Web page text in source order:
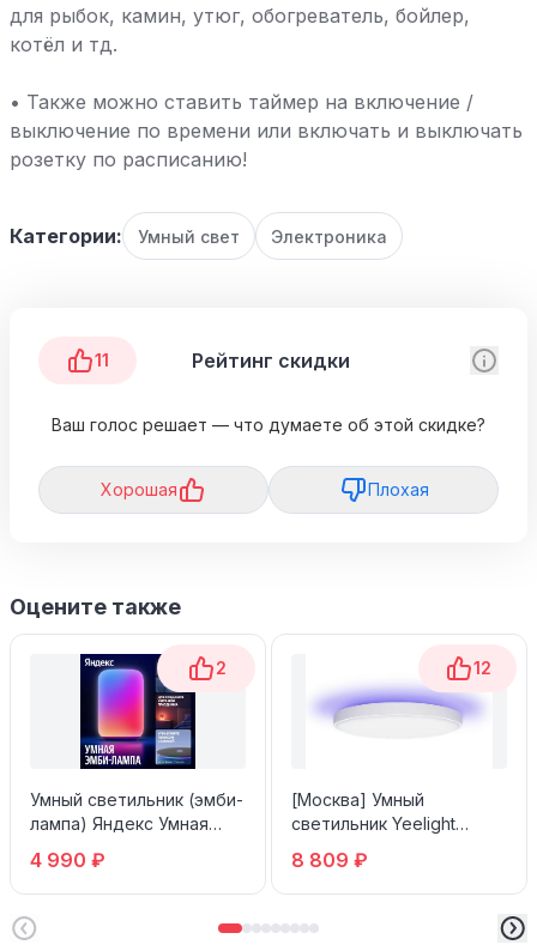
для рыбок, камин, утюг, обогреватель, бойлер,
котёл и тд.
• Также можно ставить таймер на включение /
выключение по времени или включать и выключать
розетку по расписанию!
Категории: Умный свет Электроника
11 Рейтинг скидки
Ваш голос решает — что думаете об этой скидке?
Хорошая Плохая
Оцените также
2
Умный светильник (эмби-
лампа) Яндекс Умная
4 990 ₽
12
[Москва] Умный
светильник Yeelight
YLXD013-A
8 809 ₽